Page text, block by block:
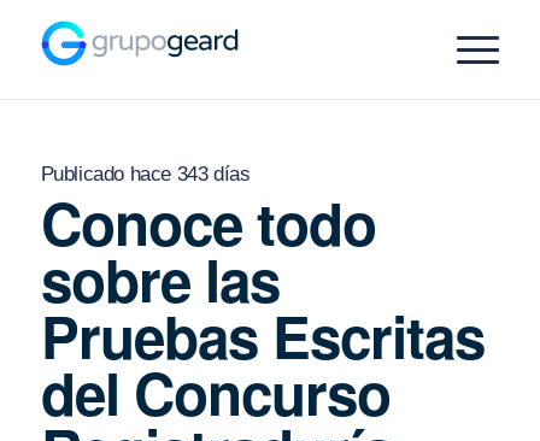
Publicado hace 343 días
Conoce todo
sobre las
Pruebas Escritas
del Concurso